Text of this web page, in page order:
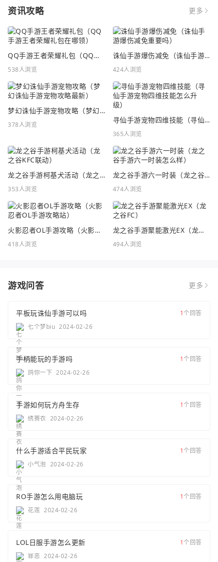
资讯攻略 更多
QQ手游王者荣耀礼包（QQ手游王者荣耀礼包在哪领）
538人浏览
诛仙手游爆伤减免（诛仙手游爆伤减免重要吗）
424人浏览
梦幻诛仙手游宠物攻略（梦幻诛仙手游宠物攻略最新）
378人浏览
寻仙手游宠物四维技能（寻仙手游宠物四维技能怎么升级）
365人浏览
龙之谷手游柯基犬活动（龙之谷KFC联动）
353人浏览
龙之谷手游六一时装（龙之谷手游六一时装怎么样）
474人浏览
火影忍者OL手游攻略（火影忍者OL手游攻略站）
418人浏览
龙之谷手游聚能激光EX（龙之谷FC）
494人浏览
游戏问答 更多
平板玩诛仙手游可以吗 1个回答
七个梦biu 2024-02-26
手柄能玩的手游吗 1个回答
鸽你一下 2024-02-26
手游如何玩方舟生存 1个回答
绣赛衣 2024-02-26
什么手游适合平民玩家 1个回答
小气泡 2024-02-26
RO手游怎么用电脑玩 1个回答
花莲 2024-02-26
LOL日服手游怎么更新 1个回答
罪恶 2024-02-26